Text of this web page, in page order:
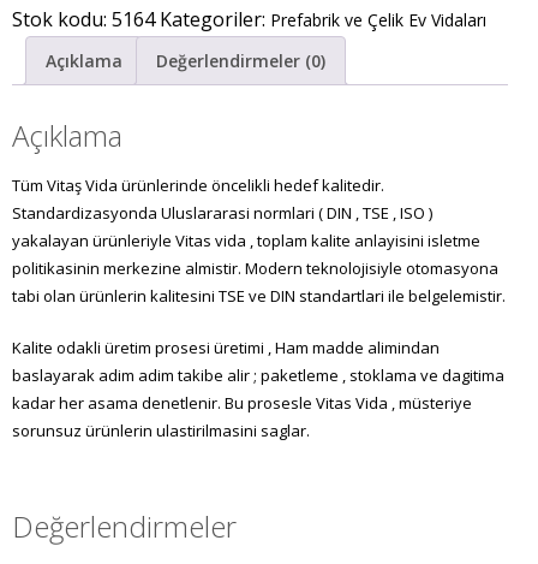
Stok kodu: 5164 Kategoriler: Prefabrik ve Çelik Ev Vidaları
Açıklama
Değerlendirmeler (0)
Açıklama
Tüm Vitaş Vida ürünlerinde öncelikli hedef kalitedir.
Standardizasyonda Uluslararasi normlari ( DIN , TSE , ISO )
yakalayan ürünleriyle Vitas vida , toplam kalite anlayisini isletme
politikasinin merkezine almistir. Modern teknolojisiyle otomasyona
tabi olan ürünlerin kalitesini TSE ve DIN standartlari ile belgelemistir.
Kalite odakli üretim prosesi üretimi , Ham madde alimindan
baslayarak adim adim takibe alir ; paketleme , stoklama ve dagitima
kadar her asama denetlenir. Bu prosesle Vitas Vida , müsteriye
sorunsuz ürünlerin ulastirilmasini saglar.
Değerlendirmeler